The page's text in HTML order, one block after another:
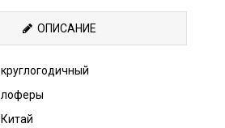
ОПИСАНИЕ
круглогодичный
лоферы
Китай